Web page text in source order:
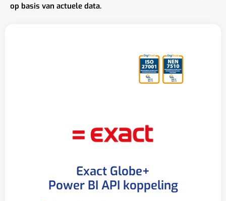
op basis van actuele data.
Exact Globe+
Power BI API koppeling